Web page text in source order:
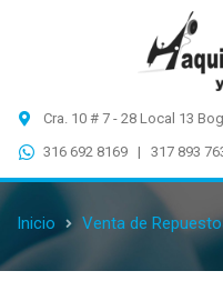
Cra. 10 # 7 - 28 Local 13
316 692 8169 | 317 893
Inicio Venta de